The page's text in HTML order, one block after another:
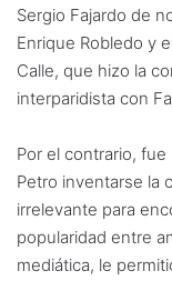
Sergio Fajardo de
Enrique Robledo y
Calle, que hizo la
interparidista con
Por el contrario,
Petro inventarse la
irrelevante para
popularidad entre
mediática, le